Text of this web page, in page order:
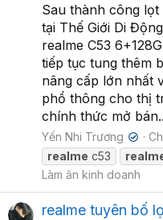
Sau thành công
tại Thế Giới Di
realme C53
tiếp tục tung thêm
nâng cấp lớn nhất
phổ thông cho thị
chính thức mở
Yến Nhi Trương ✔
realme c53
Làm ăn kinh doanh
realme tuyên bố